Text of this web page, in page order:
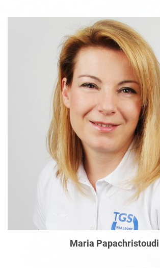
Maria Papachristoudi